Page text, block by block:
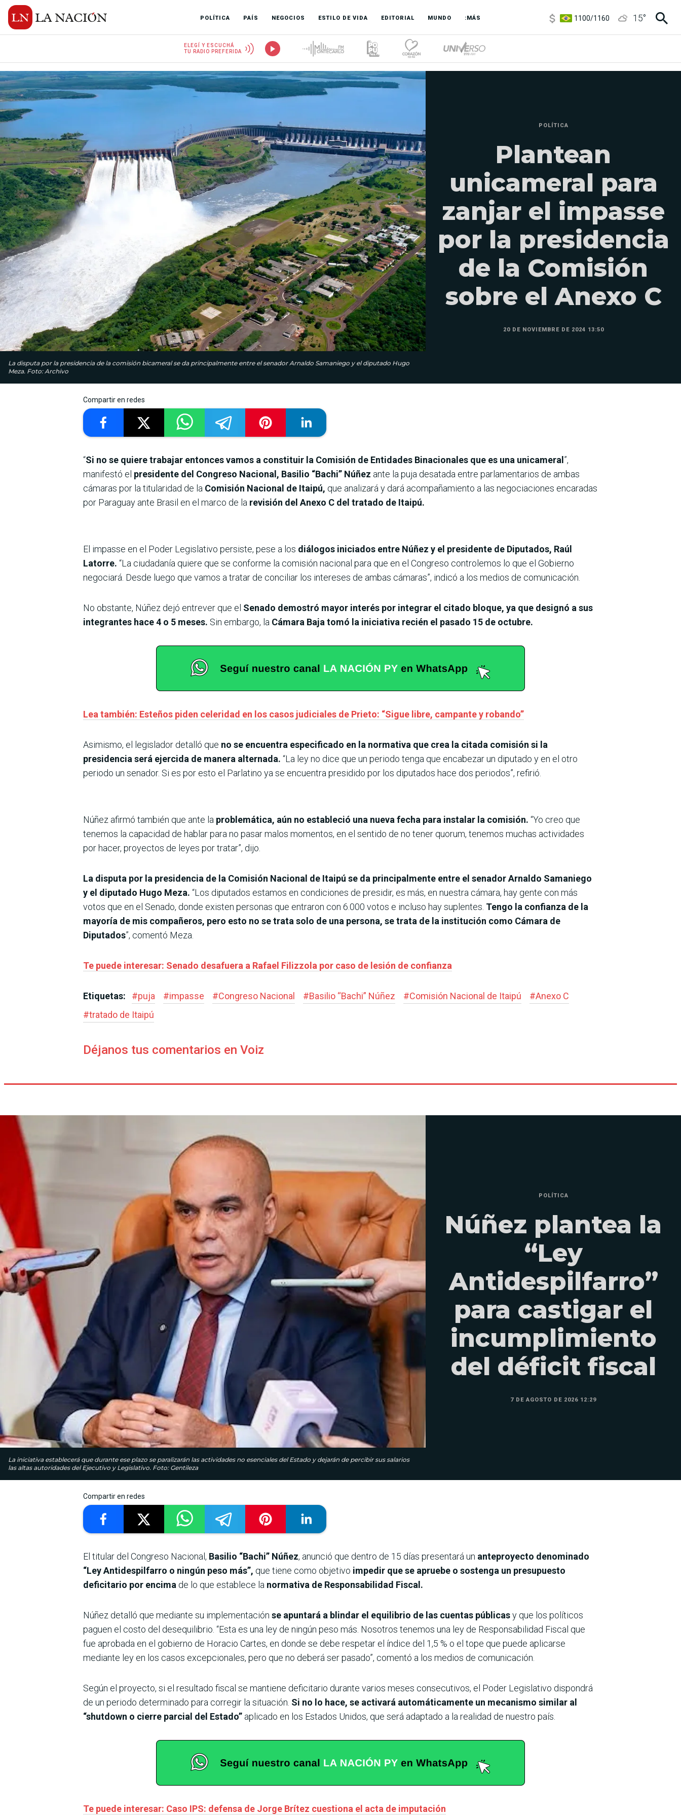
POLÍTICA PAÍS NEGOCIOS ESTILO DE VIDA EDITORIAL MUNDO :MÁS
3,8/4
15°
ELEGÍ Y ESCUCHÁ
TU RADIO PREFERIDA
La disputa por la presidencia de la comisión bicameral se da principalmente entre el senador Arnaldo Samaniego y el diputado Hugo
Meza. Foto: Archivo
POLÍTICA
Plantean
unicameral para
zanjar el impasse
por la presidencia
de la Comisión
sobre el Anexo C
20 DE NOVIEMBRE DE 2024 13:50
Compartir en redes
“Si no se quiere trabajar entonces vamos a constituir la Comisión de Entidades Binacionales que es una unicameral ”,
manifestó el presidente del Congreso Nacional, Basilio “Bachi” Núñez ante la puja desatada entre parlamentarios de ambas
cámaras por la titularidad de la Comisión Nacional de Itaipú, que analizará y dará acompañamiento a las negociaciones encaradas
por Paraguay ante Brasil en el marco de la revisión del Anexo C del tratado de Itaipú.
El impasse en el Poder Legislativo persiste, pese a los diálogos iniciados entre Núñez y el presidente de Diputados, Raúl
Latorre. “La ciudadanía quiere que se conforme la comisión nacional para que en el Congreso controlemos lo que el Gobierno
negociará. Desde luego que vamos a tratar de conciliar los intereses de ambas cámaras”, indicó a los medios de comunicación.
No obstante, Núñez dejó entrever que el Senado demostró mayor interés por integrar el citado bloque, ya que designó a sus
integrantes hace 4 o 5 meses. Sin embargo, la Cámara Baja tomó la iniciativa recién el pasado 15 de octubre.
Lea también: Esteños piden celeridad en los casos judiciales de Prieto: “Sigue libre, campante y robando”
Asimismo, el legislador detalló que no se encuentra especificado en la normativa que crea la citada comisión si la
presidencia será ejercida de manera alternada. “La ley no dice que un periodo tenga que encabezar un diputado y en el otro
periodo un senador. Si es por esto el Parlatino ya se encuentra presidido por los diputados hace dos periodos”, refirió.
Núñez afirmó también que ante la problemática, aún no estableció una nueva fecha para instalar la comisión. “Yo creo que
tenemos la capacidad de hablar para no pasar malos momentos, en el sentido de no tener quorum, tenemos muchas actividades
por hacer, proyectos de leyes por tratar”, dijo.
La disputa por la presidencia de la Comisión Nacional de Itaipú se da principalmente entre el senador Arnaldo Samaniego
y el diputado Hugo Meza. “Los diputados estamos en condiciones de presidir, es más, en nuestra cámara, hay gente con más
votos que en el Senado, donde existen personas que entraron con 6.000 votos e incluso hay suplentes. Tengo la confianza de la
mayoría de mis compañeros, pero esto no se trata solo de una persona, se trata de la institución como Cámara de
Diputados”, comentó Meza.
Te puede interesar: Senado desafuera a Rafael Filizzola por caso de lesión de confianza
Etiquetas: #puja #impasse #Congreso Nacional #Basilio “Bachi” Núñez #Comisión Nacional de Itaipú #Anexo C
#tratado de Itaipú
Déjanos tus comentarios en Voiz
La iniciativa establecerá que durante ese plazo se paralizarán las actividades no esenciales del Estado y dejarán de percibir sus salarios
las altas autoridades del Ejecutivo y Legislativo. Foto: Gentileza
POLÍTICA
Núñez plantea la
“Ley
Antidespilfarro”
para castigar el
incumplimiento
del déficit fiscal
7 DE AGOSTO DE 2026 12:29
Compartir en redes
El titular del Congreso Nacional, Basilio “Bachi” Núñez, anunció que dentro de 15 días presentará un anteproyecto denominado
“Ley Antidespilfarro o ningún peso más”, que tiene como objetivo impedir que se apruebe o sostenga un presupuesto
deficitario por encima de lo que establece la normativa de Responsabilidad Fiscal.
Núñez detalló que mediante su implementación se apuntará a blindar el equilibrio de las cuentas públicasy que los políticos
paguen el costo del desequilibrio. “Esta es una ley de ningún peso más. Nosotros tenemos una ley de Responsabilidad Fiscal que
fue aprobada en el gobierno de Horacio Cartes, en donde se debe respetar el índice del 1,5 % o el tope que puede aplicarse
mediante ley en los casos excepcionales, pero que no deberá ser pasado”, comentó a los medios de comunicación.
Según el proyecto, si el resultado fiscal se mantiene deficitario durante varios meses consecutivos, el Poder Legislativo dispondrá
de un periodo determinado para corregir la situación. Si no lo hace, se activará automáticamente un mecanismo similar al
“shutdown o cierre parcial del Estado” aplicado en los Estados Unidos, que será adaptado a la realidad de nuestro país.
Te puede interesar: Caso IPS: defensa de Jorge Brítez cuestiona el acta de imputación